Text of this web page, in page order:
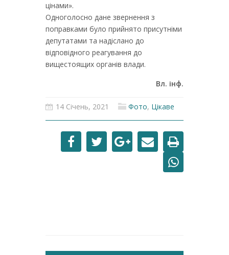
цінами».
Одноголосно дане звернення з
поправками було прийнято присутніми
депутатами та надіслано до
відповідного реагування до
вищестоящих органів влади.
Вл. інф.
14 Січень, 2021 Фото, Цікаве